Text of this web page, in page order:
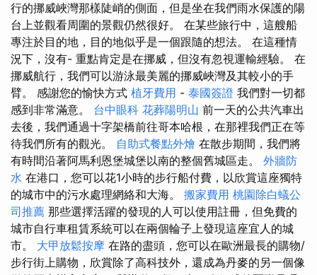
行的挪威峽灣那樣陡峭的側面，但是坐在我們雨水保護的陽
台上並觀看周圍的景觀仍然很好。 在某些旅行中，這艘船
專注於目的地，目的地似乎是一個跟隨的想法。 在這種情
況下，沒有- 重點肯定是在挪威，但沒有忽視運輸經驗。 在
挪威航行，我們可以游泳最美麗的挪威峽灣及其較小的手
臂。 感謝您的愉快方式 植牙費用 - 泰國簽證 我們對一切都
感到非常滿意。 台中眼科 花葬陽明山 前一天的公共汽車出
去後，我們通過十字架橋前往哥本哈根，在那裡我們正在等
待我們所有的觀光。 自助式餐點外燴 在散步期間，我們將
有時間沿著阿馬利恩堡城堡以南的整個舊城區走。 外牆防
水 在港口，您可以花1小時的步行船付費，以欣賞這座獨特
的城市中的污水處理網絡和大海。 搬家費用 桃園除白蟻公
司推薦 那些選擇活躍的發現的人可以使用註冊，但免費的
城市自行車租賃系統可以在兩個輪子上發現這座宜人的城
市。 大甲放鬆按摩 在路的盡頭，您可以在歐洲最長的購物/
步行街上購物，欣賞除了高科技外，還成為丹麥的另一個像